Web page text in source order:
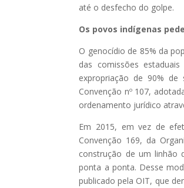
até o desfecho do golpe.
Os povos indígenas
O genocídio de 85% da
das comissões
expropriação de 90% de
Convenção nº 107,
ordenamento jurídico
Em 2015, em vez de
Convenção 169, da
construção de um linhão
ponta a ponta. Desse
publicado pela OIT, que